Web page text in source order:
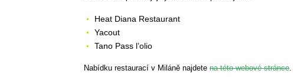
Heat Diana Restaurant
Yacout
Tano Pass l’olio
Nabídku restaurací v Miláně najdete na této webové stránce